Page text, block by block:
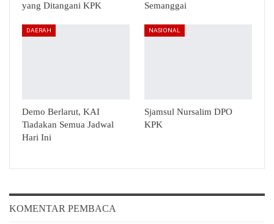
yang Ditangani KPK
Semanggai
DAERAH
Demo Berlarut, KAI
Tiadakan Semua Jadwal
Hari Ini
NASIONAL
Sjamsul Nursalim DPO
KPK
KOMENTAR PEMBACA